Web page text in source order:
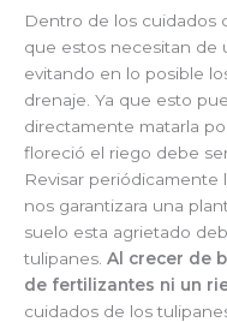
Dentro de los cuidados
que estos necesitan de
evitando en lo posible
drenaje. Ya que esto
directamente matarla
floreció el riego debe
Revisar periódicamente
nos garantizara una
suelo esta agrietado
tulipanes. Al crecer de
de fertilizantes ni un
cuidados de los